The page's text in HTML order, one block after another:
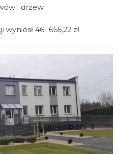
i drzew.
461.665,22 zł